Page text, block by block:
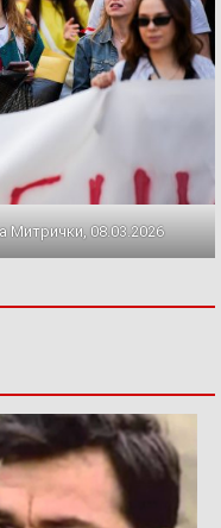
08.03.2026